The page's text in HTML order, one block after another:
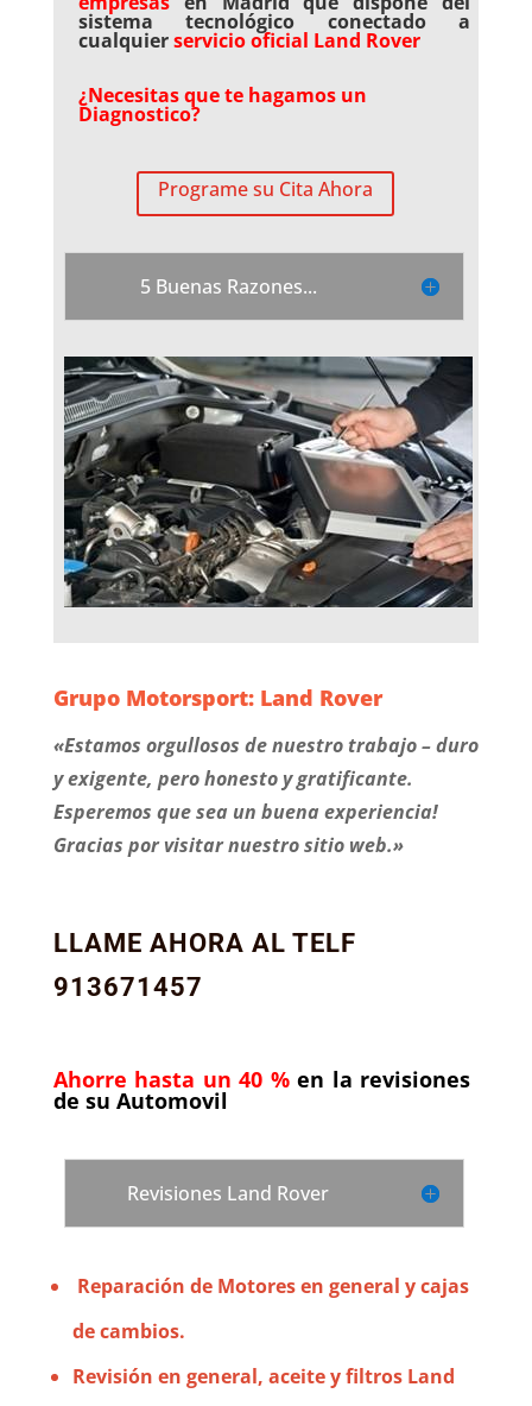
sistema tecnológico conectado a
cualquierservicio oficial Land Rover
¿Necesitas que te hagamos un
Diagnostico?
Programe su Cita Ahora
5 Buenas Razones...
Grupo Motorsport: Land Rover
«Estamos orgullosos de nuestro trabajo – duro
y exigente, pero honesto y gratificante.
Esperemos que sea un buena experiencia!
Gracias por visitar nuestro sitio web.»
LLAME AHORA AL TELF
913671457
Ahorre hasta un 40 %en la revisiones
de su Automovil
Revisiones Land Rover
Reparación de Motores en general y cajas
de cambios.
Revisión en general, aceite y filtros Land